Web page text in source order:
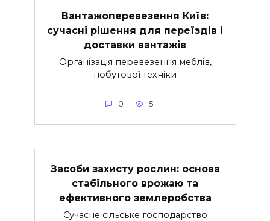
Вантажоперевезення Київ:
сучасні рішення для переїздів і
доставки вантажів
Організація перевезення меблів,
побутової техніки
0 5
Засоби захисту рослин: основа
стабільного врожаю та
ефективного землеробства
Сучасне сільське господарство